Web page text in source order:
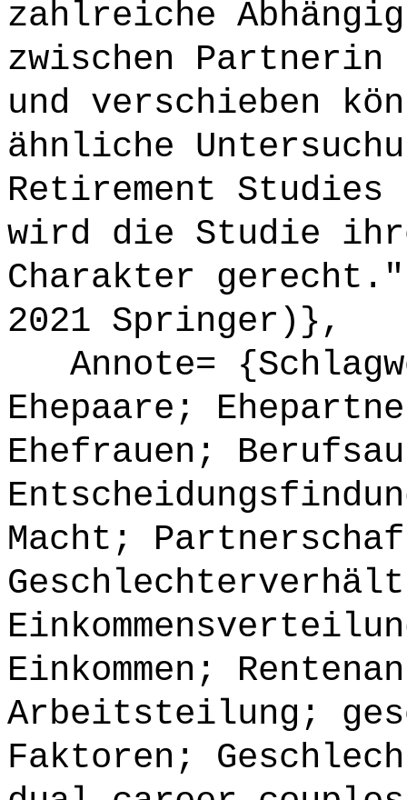
zahlreiche
zwischen
und verschieben
ähnliche
Retirement
wird die Studie
Charakter
2021 Springer)},
Annote=
Ehepaare;
Ehefrauen;
Macht;
Einkommen;
Arbeitsteilung;
Faktoren;